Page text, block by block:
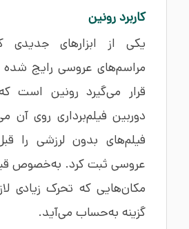
کاربرد رونین
یکی از ابزارهای جدیدی
مراسم‌های عروسی رایج شده
قرار می‌گیرد رونین است
دوربین فیلم‌برداری روی آن
فیلم‌های بدون لرزشی را
عروسی ثبت کرد. به‌خصوص
مکان‌هایی که تحرک زیادی
گزینه به‌حساب می‌آید.